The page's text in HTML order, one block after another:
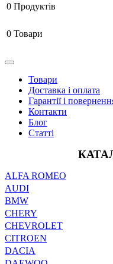
0 Продуктів
0 Товари
Товари
Доставка і оплата
Гарантії і
Контакти
Блог
Статті
ALFA ROMEO
AUDI
BMW
CHERY
CHEVROLET
CITROEN
DACIA